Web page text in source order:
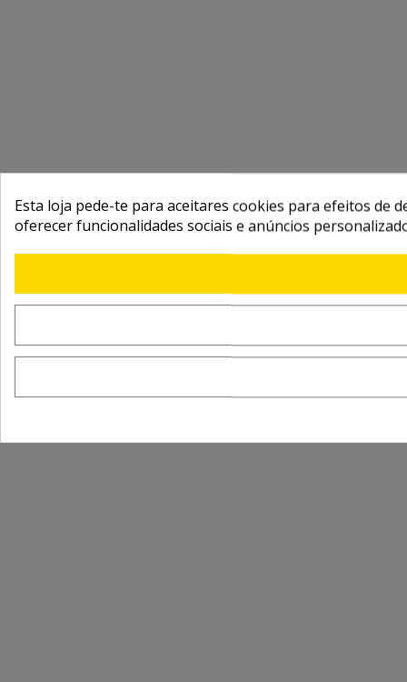
Esta loja pede-te para aceitares cookies para efeitos de
oferecer funcionalidades sociais e anúncios